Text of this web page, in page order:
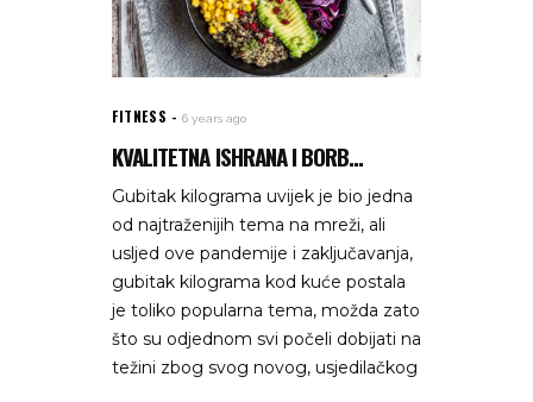
FITNESS 6 years ago
KVALITETNA ISHRANA I BORB...
Gubitak kilograma uvijek je bio jedna
od najtraženijih tema na mreži, ali
usljed ove pandemije i zaključavanja,
gubitak kilograma kod kuće postala
je toliko popularna tema, možda zato
što su odjednom svi počeli dobijati na
težini zbog svog novog, usjedilačkog